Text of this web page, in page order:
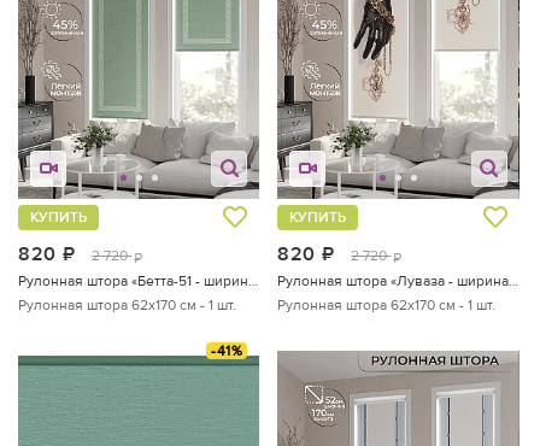
820 руб.
2 720 руб.
КУПИТЬ
Рулонная штора «Бетта-51 - ширина 62 см»
Рулонная штора 62х170 см - 1 шт.
820 руб.
2 720 руб.
КУПИТЬ
Рулонная штора «Луваза - ширина 62 см»
Рулонная штора 62х170 см - 1 шт.
-41%